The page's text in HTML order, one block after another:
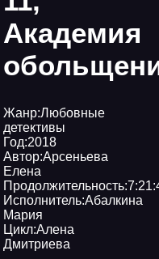
Академия
Жанр:Любовные
детективы
Год:2018
Автор:Арсеньева
Елена
Продолжительность:
Исполнитель:Абалкина
Мария
Цикл:Алена
Дмитриева